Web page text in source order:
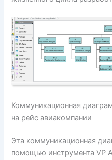
Коммуникационная
на рейс авиакомпании
Эта коммуникационная
помощью инструмента VP